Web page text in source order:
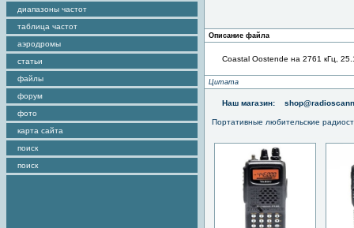
диапазоны частот
таблица частот
аэродромы
статьи
файлы
форум
фото
карта сайта
поиск
поиск
Описание файла
Coastal Oostende на 2761 кГц,
Цитата
Наш магазин:
Портативные любительские